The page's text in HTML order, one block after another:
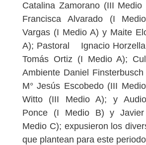
Catalina Zamorano (III
Francisca Alvarado (I
Vargas (I Medio A) y Maite
A); Pastoral Ignacio
Tomás Ortiz (I Medio A);
Ambiente Daniel
M° Jesús Escobedo (III
Witto (III Medio A); y
Ponce (I Medio B) y
Medio C); expusieron los
que plantean para este